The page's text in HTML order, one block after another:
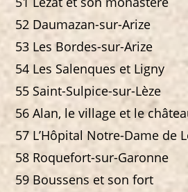
52 Daumazan-sur-Arize
53 Les Bordes-sur-Arize
54 Les Salenques et Ligny
55 Saint-Sulpice-sur-Lèze
56 Alan, le village et le
57 L’Hôpital Notre-Dame de
58 Roquefort-sur-Garonne
59 Boussens et son fort